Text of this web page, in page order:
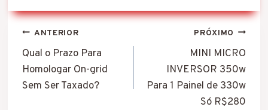
Navegação
de
Post
ANTERIOR
Qual o Prazo Para
Homologar On-grid
Sem Ser Taxado?
PRÓXIMO
MINI MICRO
INVERSOR 350w
Para 1 Painel de 330w
Só R$280